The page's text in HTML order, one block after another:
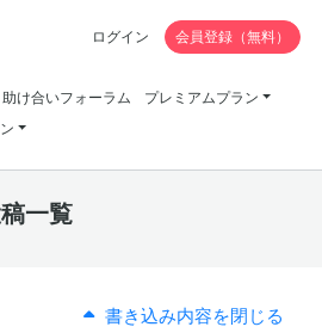
助け合いフォーラム
プレミアムプラン
ログイン 会員登録（無料）
一覧
書き込み内容を閉じる